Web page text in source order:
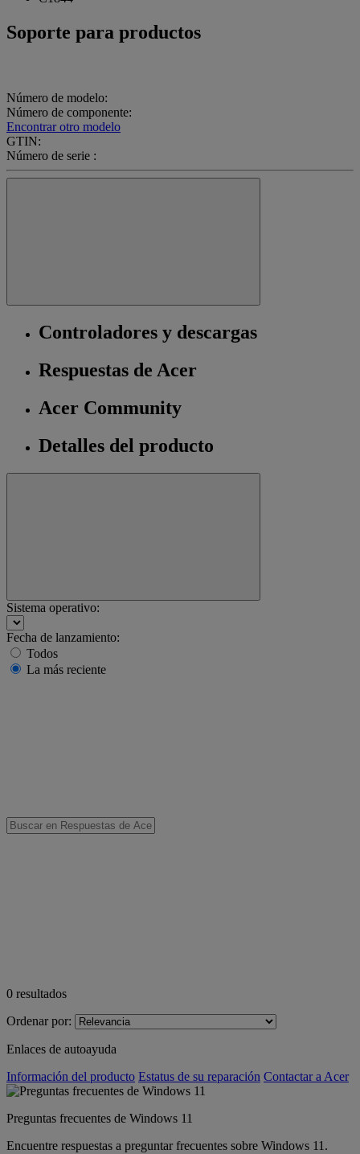
Soporte para productos
Número de modelo:
Número de componente:
Encontrar otro modelo
GTIN:
Número de serie :
Controladores y descargas
Respuestas de Acer
Acer Community
Detalles del producto
Sistema operativo:
Fecha de lanzamiento:
Todos
La más reciente
0 resultados
Ordenar por:
Enlaces de autoayuda
Información del producto Estatus de su reparación Contactar a Acer
Preguntas frecuentes de Windows 11
Encuentre respuestas a preguntar frecuentes sobre Windows 11.